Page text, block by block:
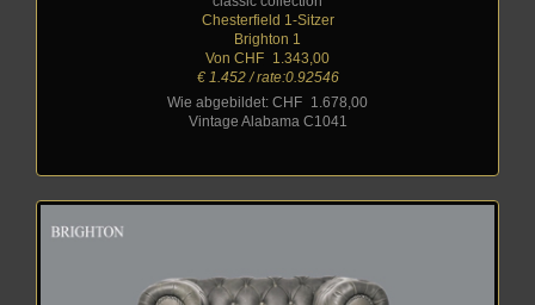
Chesterfield 1-Sitzer
Brighton 1
Von CHF
1.343,00
€ 1.452 / rate:0.92546
Wie abgebildet: CHF
1.678,00
Vintage Alabama C1041